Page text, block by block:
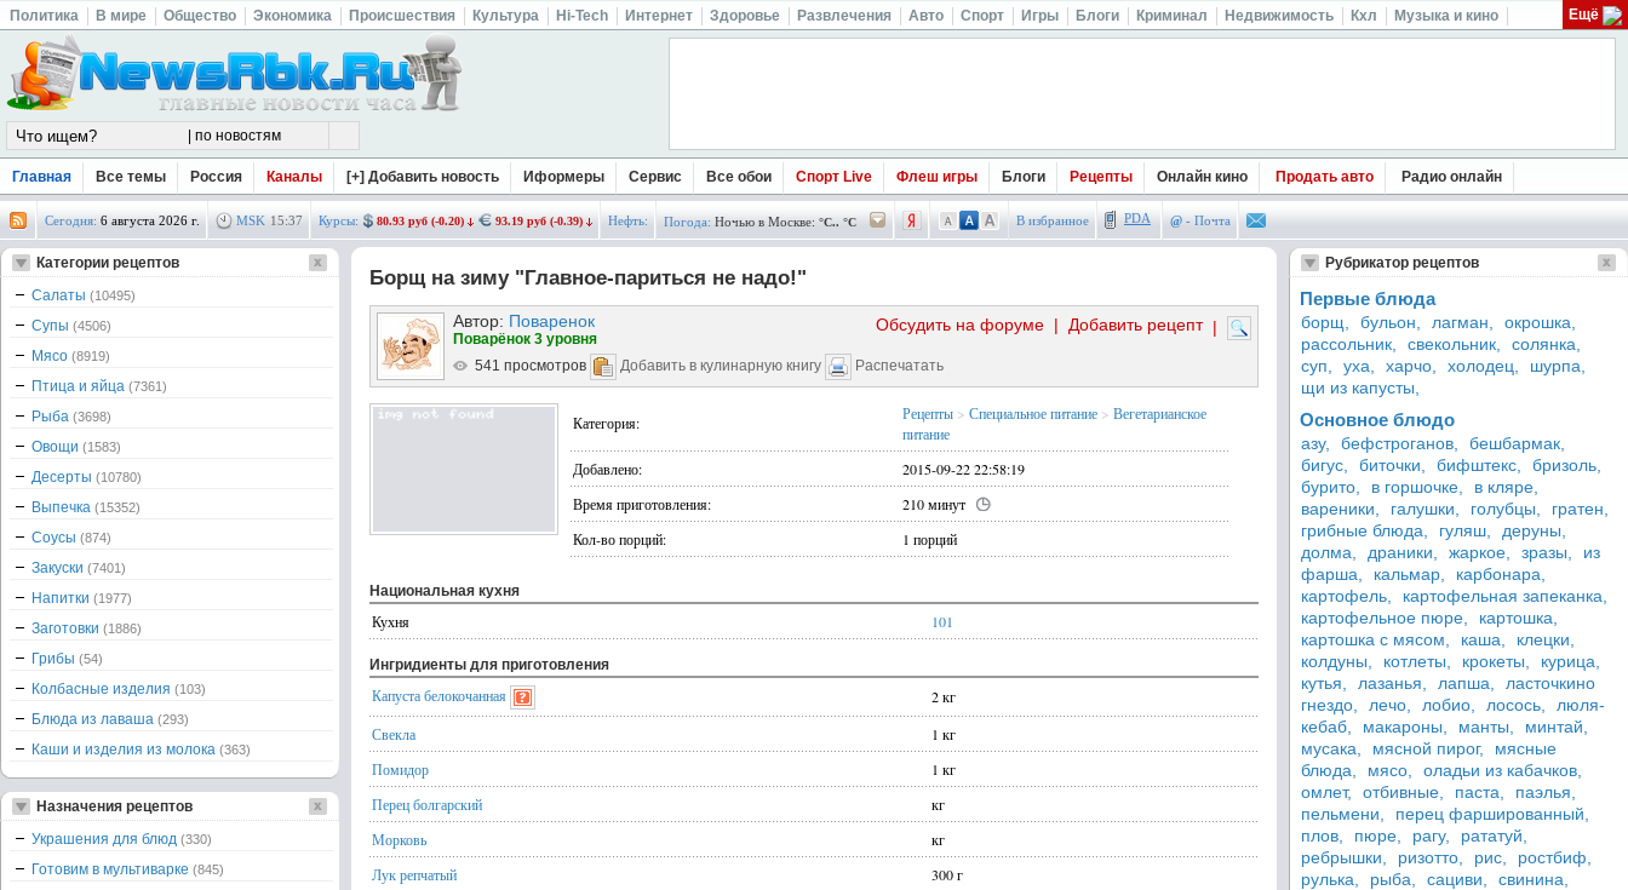
Политика В мире Общество Экономика Происшествия Культура Hi-Tech Интернет Здоровье Развлечения Авто Спорт Игры Блоги Криминал Недвижимость Кхл Музыка и кино Ещё
Главная Все темы Россия Каналы [+] Добавить новость Иформеры Сервис Все обои Спорт Live Флеш игры Блоги Рецепты Онлайн кино Продать авто Радио онлайн
Сегодня: 6 августа 2026 г. MSK 15:37 Курсы: 80.93 руб (-0.20) 93.19 руб (-0.39) Нефть: Погода: Ночью в Москве: °C.. °C В избранное PDA @ - Почта
Борщ на зиму "Главное-париться не надо!"
Автор: Поваренок |
Добавить рецепт
|
Обсудить на форуме
Поварёнок 3 уровня
541 просмотров
Добавить в кулинарную книгу Распечатать
Категория: Рецепты > Специальное питание > Вегетарианское
питание
Добавлено:
2015-09-22 22:58:19
Время приготовления:
210 минут
Кол-во порций:
1 порций
Национальная кухня
Кухня 101
Ингридиенты для приготовления
Капуста белокочанная
2 кг
Свекла
1 кг
Помидор
1 кг
Перец болгарский
кг
Морковь
кг
Лук репчатый
300 г
Категории рецептов
Салаты (10495)
Супы (4506)
Мясо (8919)
Птица и яйца (7361)
Рыба (3698)
Овощи (1583)
Десерты (10780)
Выпечка (15352)
Соусы (874)
Закуски (7401)
Напитки (1977)
Заготовки (1886)
Грибы (54)
Колбасные изделия (103)
Блюда из лаваша (293)
Каши и изделия из молока (363)
Назначения рецептов
Украшения для блюд (330)
Готовим в мультиварке (845)
Рубрикатор рецептов
Первые блюда
борщ, бульон, лагман,
окрошка,
рассольник,
свекольник,
солянка,
суп,
уха, харчо, холодец,
шурпа,
щи из капусты,
Основное блюдо
азу, бефстроганов,
бешбармак,
бигус,
биточки, бифштекс,
бризоль,
бурито,
в горшочке,
в кляре,
вареники,
галушки, голубцы,
гратен,
грибные блюда,
гуляш,
деруны,
долма,
драники, жаркое, зразы,
из
фарша,
кальмар,
карбонара,
картофель,
картофельная запеканка,
картофельное пюре,
картошка,
картошка с мясом,
каша,
клецки,
колдуны,
котлеты, крокеты,
курица,
кутья,
лазанья, лапша,
ласточкино
гнездо,
лечо, лобио, лосось,
люля-
кебаб,
макароны, манты,
минтай,
мусака,
мясной пирог,
мясные
блюда,
мясо,
оладьи из кабачков,
омлет,
отбивные, паста,
паэлья,
пельмени,
перец фаршированный,
плов,
пюре, рагу,
рататуй,
ребрышки,
ризотто, рис,
ростбиф,
рулька,
рыба, сациви,
свинина,